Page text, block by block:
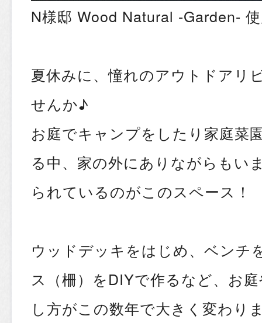
N様邸 Wood Natural -Garden-
夏休みに、憧れのアウトドアリ
せんか♪
お庭でキャンプをしたり家庭菜
る中、家の外にありながらもい
られているのがこのスペース！
ウッドデッキをはじめ、ベンチ
ス（柵）をDIYで作るなど、お
し方がこの数年で大きく変わり